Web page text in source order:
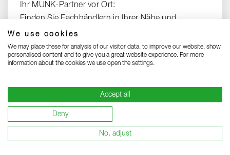
We use cookies
We may place these for analysis of our visitor data, to improve our website, show
personalised content and to give you a great website experience. For more
information about the cookies we use open the settings.
Accept all
Deny
No, adjust
Ihr MUNK-Partner vor Ort:
Finden Sie Fachhändlern in Ihrer Nähe und
profitieren Sie von top Service.
HÄNDLERSUCHE